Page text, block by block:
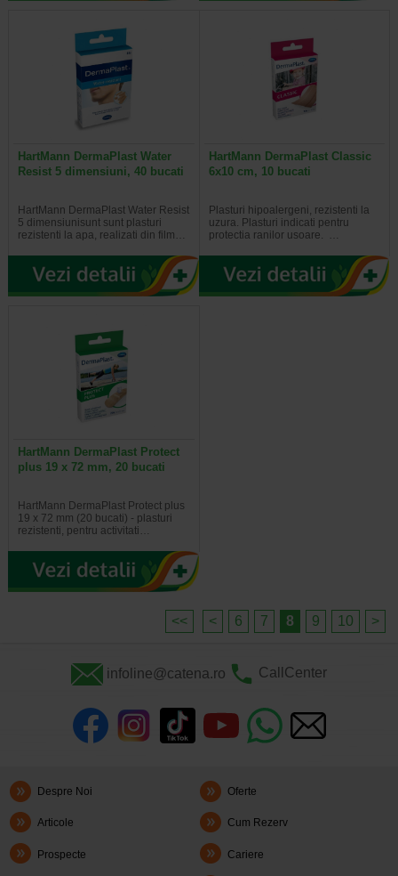
HartMann DermaPlast Water
Resist 5 dimensiuni, 40 bucati
HartMann DermaPlast Water Resist
5 dimensiunisunt sunt plasturi
rezistenti la apa, realizati din film…
HartMann DermaPlast Classic
6x10 cm, 10 bucati
Plasturi hipoalergeni, rezistenti la
uzura. Plasturi indicati pentru
protectia ranilor usoare. …
HartMann DermaPlast Protect
plus 19 x 72 mm, 20 bucati
HartMann DermaPlast Protect plus
19 x 72 mm (20 bucati) - plasturi
rezistenti, pentru activitati…
<< < 6 7 8 9 10 >
infoline@catena.ro CallCenter
Despre Noi Oferte
Articole Cum Rezerv
Prospecte Cariere